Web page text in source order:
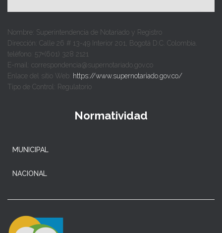
Nombre: Superintendencia de Notariado y Registro
Dirección: Calle 26 # 13-49 Interior 201, Bogotá D.C. Colombia.
teléfono: 57+(601) 328 2121
E-mail: correspondencia@supernotariado.gov.co
Enlace del sitio Web: https://www.supernotariado.gov.co/
Tipo de Control: Regulatorio
Normatividad
MUNICIPAL
NACIONAL